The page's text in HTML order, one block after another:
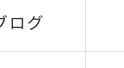
ログ